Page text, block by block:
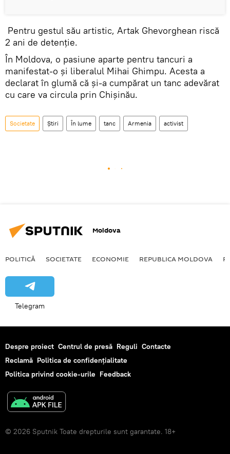
Pentru gestul său artistic, Artak Ghevorghean riscă
2 ani de detenţie.
În Moldova, o pasiune aparte pentru tancuri a
manifestat-o şi liberalul Mihai Ghimpu. Acesta a
declarat în glumă că și-a cumpărat un tanc adevărat
cu care va circula prin Chişinău.
Societate Știri În lume tanc Armenia activist
Moldova
POLITICĂ SOCIETATE ECONOMIE REPUBLICA MOLDOVA
Telegram
Despre proiect Centrul de presă Reguli Contacte
Reclamă Politica de confidențialitate
Politica privind cookie-urile Feedback
© 2026 Sputnik Toate drepturile sunt garantate. 18+